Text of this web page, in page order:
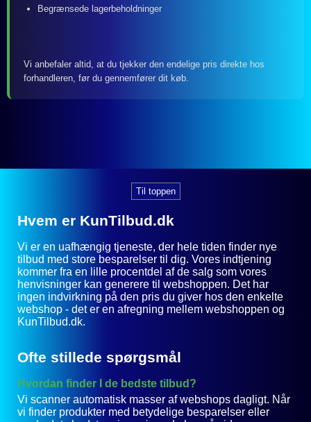
Begrænsede lagerbeholdninger
Vi anbefaler altid, at du tjekker den endelige pris direkte hos
forhandleren, før du gennemfører dit køb.
Til toppen
Hvem er KunTilbud.dk
Vi er en uafhængig tjeneste, der hele tiden finder nye
tilbud med store besparelser til dig. Vores indtjening
kommer fra en lille procentdel af de salg som vores
henvisninger kan generere til webshoppen. Det har
ingen indvirkning på den pris du giver hos den enkelte
webshop - det er en afregning mellem webshoppen og
KunTilbud.dk.
Ofte stillede spørgsmål
Hvordan finder I de bedste tilbud?
Vi scanner automatisk masser af webshops dagligt. Når
vi finder produkter med betydelige besparelser eller